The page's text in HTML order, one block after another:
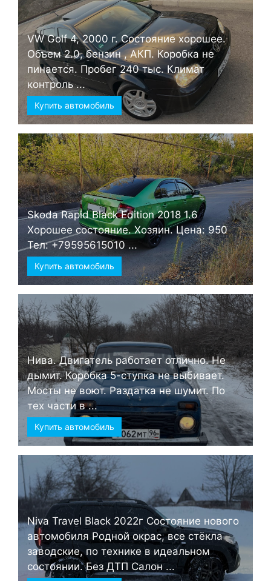
VW Golf 4, 2000 г. Состояние хорошее.
Объем 2.0, бензин , АКП. Коробка не
пинается. Пробег 240 тыс. Климат
контроль ...
Купить автомобиль
Skoda Rapid Black Edition 2018 1.6
Хорошее состояние. Хозяин. Цена: 950
Тел: +79595615010 ...
Купить автомобиль
Нива. Двигатель работает отлично. Не
дымит. Коробка 5-ступка не выбивает.
Мосты не воют. Раздатка не шумит. По
тех части в ...
Купить автомобиль
Niva Travel Black 2022г Состояние нового
автомобиля Родной окрас, все стёкла
заводские, по технике в идеальном
состоянии. Без ДТП Салон ...